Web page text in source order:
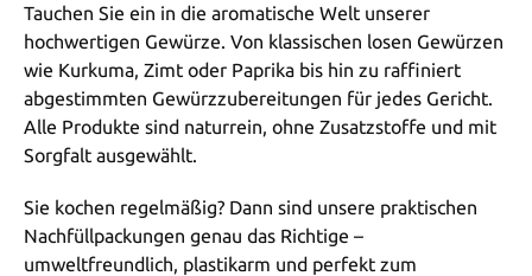
Tauchen Sie ein in die aromatische Welt unserer
hochwertigen Gewürze. Von klassischen losen Gewürzen
wie Kurkuma, Zimt oder Paprika bis hin zu raffiniert
abgestimmten Gewürzzubereitungen für jedes Gericht.
Alle Produkte sind naturrein, ohne Zusatzstoffe und mit
Sorgfalt ausgewählt.
Sie kochen regelmäßig? Dann sind unsere praktischen
Nachfüllpackungen genau das Richtige –
umweltfreundlich, plastikarm und perfekt zum